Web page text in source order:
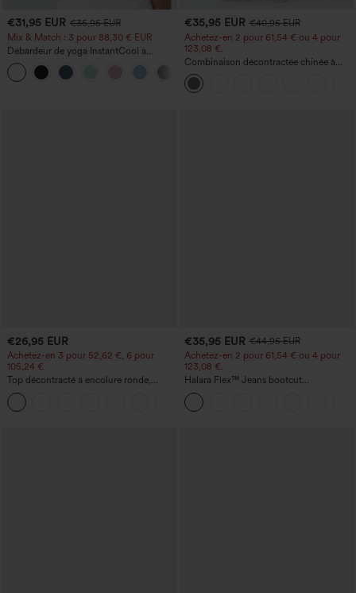
€31,95 EUR €35,95 EUR
Mix & Match : 3 pour 88,30 € EUR
Débardeur de yoga InstantCool à
encolure en U et ourlet arrondi –
UPF50+
€35,95 EUR €40,95 EUR
Achetez-en 2 pour 61,54 € ou 4 pour
123,08 €.
Combinaison décontractée chinée à
bretelles réglables, fronces et jambes
larges, avec poches — facile comme
tout
€26,95 EUR
Achetez-en 3 pour 52,62 €, 6 pour
105,24 €
Top décontracté à encolure ronde,
manches chauve-souris et coupe ample
€35,95 EUR €44,95 EUR
Achetez-en 2 pour 61,54 € ou 4 pour
123,08 €.
Halara Flex™ Jeans bootcut
décontractés taille haute, effet délavé,
avec poches